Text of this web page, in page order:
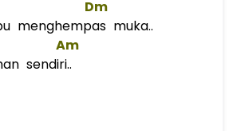
Dm
menghempas muka..
Am
sendiri..